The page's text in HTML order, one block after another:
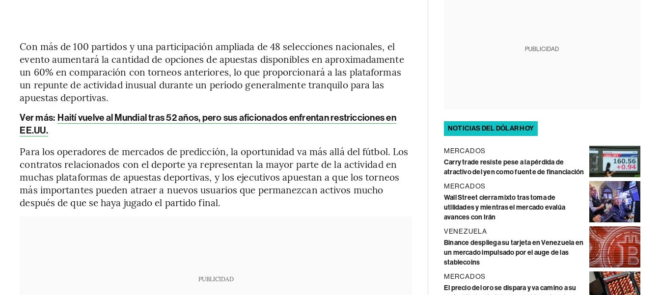
Con más de 100 partidos y una participación ampliada de 48 selecciones nacionales, el
evento aumentará la cantidad de opciones de apuestas disponibles en aproximadamente
un 60% en comparación con torneos anteriores, lo que proporcionará a las plataformas
un repunte de actividad inusual durante un período generalmente tranquilo para las
apuestas deportivas.
Ver más: Haití vuelve al Mundial tras 52 años, pero sus aficionados enfrentan restricciones en
EE.UU.
Para los operadores de mercados de predicción, la oportunidad va más allá del fútbol. Los
contratos relacionados con el deporte ya representan la mayor parte de la actividad en
muchas plataformas de apuestas deportivas, y los ejecutivos apuestan a que los torneos
más importantes pueden atraer a nuevos usuarios que permanezcan activos mucho
después de que se haya jugado el partido final.
PUBLICIDAD
PUBLICIDAD
NOTICIAS DEL DÓLAR HOY
MERCADOS
Carry trade resiste pese a la pérdida de
atractivo del yen como fuente de financiación
MERCADOS
Wall Street cierra mixto tras toma de
utilidades y mientras el mercado evalúa
avances con Irán
VENEZUELA
Binance despliega su tarjeta en Venezuela en
un mercado impulsado por el auge de las
stablecoins
MERCADOS
El precio del oro se dispara y va camino a su